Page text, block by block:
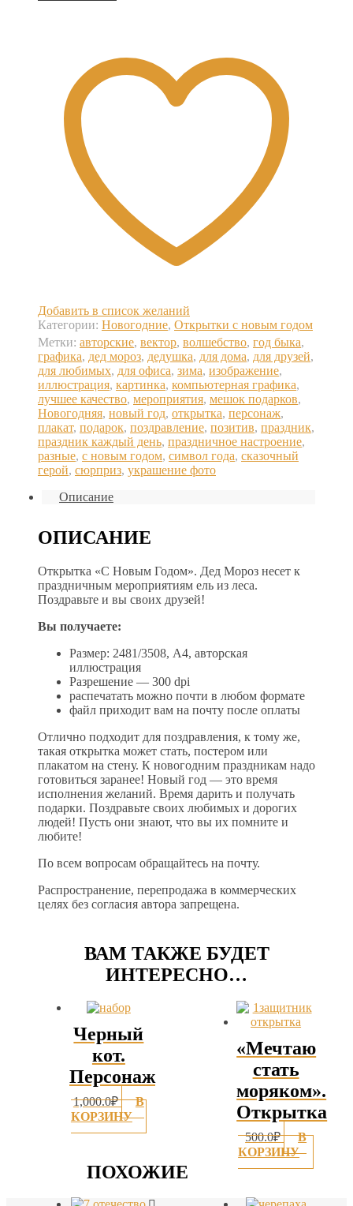
Добавить в список желаний
Категории: Новогодние, Открытки с новым годом
Метки: авторские, вектор, волшебство, год быка,
графика, дед мороз, дедушка, для дома, для друзей,
для любимых, для офиса, зима, изображение,
иллюстрация, картинка, компьютерная графика,
лучшее качество, мероприятия, мешок подарков,
Новогодняя, новый год, открытка, персонаж,
плакат, подарок, поздравление, позитив, праздник,
праздник каждый день, праздничное настроение,
разные, с новым годом, символ года, сказочный
герой, сюрприз, украшение фото
Описание
ОПИСАНИЕ
Открытка «С Новым Годом». Дед Мороз несет к
праздничным мероприятиям ель из леса.
Поздравьте и вы своих друзей!
Вы получаете:
Размер: 2481/3508, А4, авторская
иллюстрация
Разрешение — 300 dpi
распечатать можно почти в любом формате
файл приходит вам на почту после оплаты
Отлично подходит для поздравления, к тому же,
такая открытка может стать, постером или
плакатом на стену. К новогодним праздникам надо
готовиться заранее! Новый год — это время
исполнения желаний. Время дарить и получать
подарки. Поздравьте своих любимых и дорогих
людей! Пусть они знают, что вы их помните и
любите!
По всем вопросам обращайтесь на почту.
Распространение, перепродажа в коммерческих
целях без согласия автора запрещена.
ВАМ ТАКЖЕ БУДЕТ
ИНТЕРЕСНО…
Черный
кот.
Персонаж
1,000.0₽
В
КОРЗИНУ
«Мечтаю
стать
моряком».
Открытка
500.0₽
В
КОРЗИНУ
ПОХОЖИЕ